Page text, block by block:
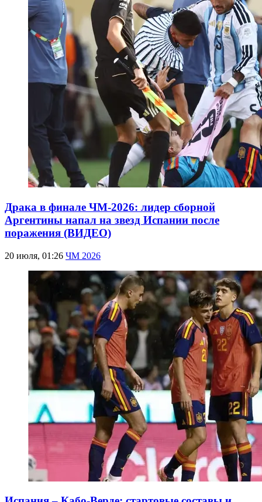
Драка в финале ЧМ-2026: лидер сборной
Аргентины напал на звезд Испании после
поражения (ВИДЕО)
20 июля, 01:26 ЧМ 2026